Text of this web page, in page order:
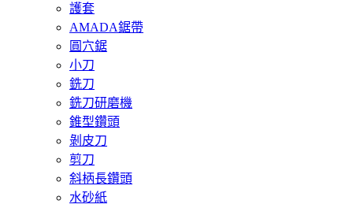
護套
AMADA鋸帶
圓穴鋸
小刀
銑刀
銑刀研磨機
錐型鑽頭
剝皮刀
剪刀
斜柄長鑽頭
水砂紙